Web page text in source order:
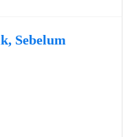
Sebelum